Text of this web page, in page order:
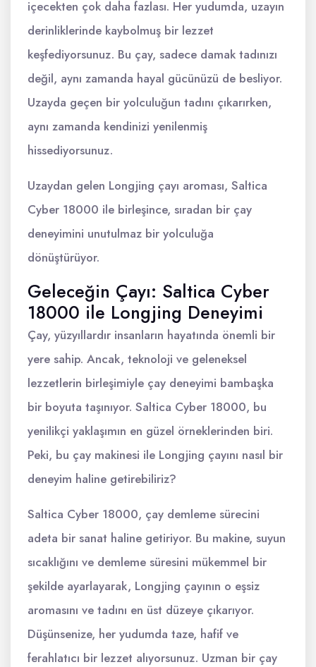
içecekten çok daha fazlası. Her yudumda, uzayın
derinliklerinde kaybolmuş bir lezzet
keşfediyorsunuz. Bu çay, sadece damak tadınızı
değil, aynı zamanda hayal gücünüzü de besliyor.
Uzayda geçen bir yolculuğun tadını çıkarırken,
aynı zamanda kendinizi yenilenmiş
hissediyorsunuz.
Uzaydan gelen Longjing çayı aroması, Saltica
Cyber 18000 ile birleşince, sıradan bir çay
deneyimini unutulmaz bir yolculuğa
dönüştürüyor.
Geleceğin Çayı: Saltica Cyber
18000 ile Longjing Deneyimi
Çay, yüzyıllardır insanların hayatında önemli bir
yere sahip. Ancak, teknoloji ve geleneksel
lezzetlerin birleşimiyle çay deneyimi bambaşka
bir boyuta taşınıyor. Saltica Cyber 18000, bu
yenilikçi yaklaşımın en güzel örneklerinden biri.
Peki, bu çay makinesi ile Longjing çayını nasıl bir
deneyim haline getirebiliriz?
Saltica Cyber 18000, çay demleme sürecini
adeta bir sanat haline getiriyor. Bu makine, suyun
sıcaklığını ve demleme süresini mükemmel bir
şekilde ayarlayarak, Longjing çayının o eşsiz
aromasını ve tadını en üst düzeye çıkarıyor.
Düşünsenize, her yudumda taze, hafif ve
ferahlatıcı bir lezzet alıyorsunuz. Uzman bir çay